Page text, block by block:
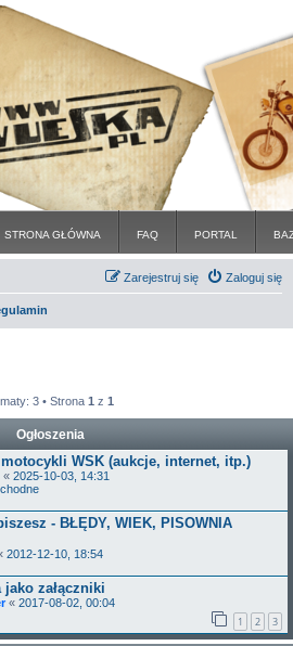
STRONA GŁÓWNA FAQ PORTAL
Zaloguj się
Zarejestruj się
3 • Strona 1 z 1
Ogłoszenia
WSK (aukcje, internet, itp.)
« 2025-10-03, 14:31
- BŁĘDY, WIEK, PISOWNIA
2012-12-10, 18:54
załączniki
« 2017-08-02, 00:04
1 2 3